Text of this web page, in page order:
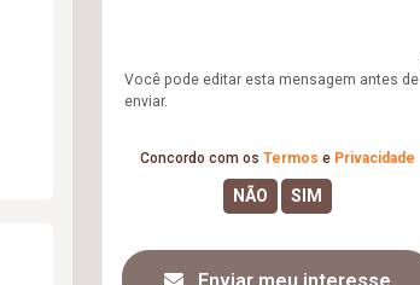
Você pode editar esta mensagem antes de
enviar.
Concordo com os Termos e Privacidade